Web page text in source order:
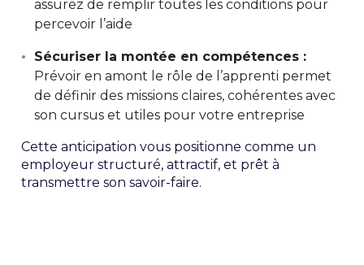
assurez de remplir toutes les conditions pour
percevoir l’aide
Sécuriser la montée en compétences :
Prévoir en amont le rôle de l’apprenti permet
de définir des missions claires, cohérentes avec
son cursus et utiles pour votre entreprise
Cette anticipation vous positionne comme un
employeur structuré, attractif, et prêt à
transmettre son savoir-faire.